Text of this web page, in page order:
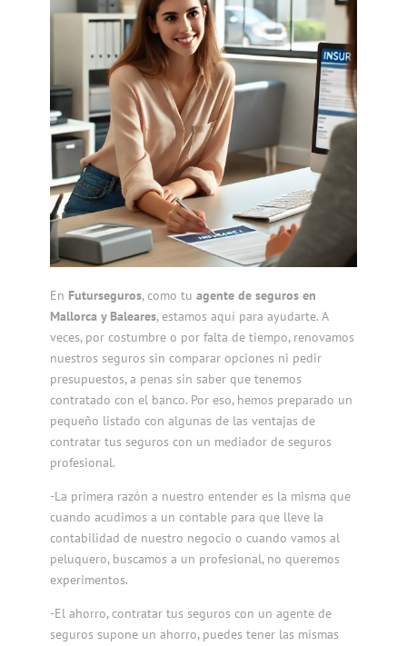
En Futurseguros, como tu agente de seguros en
Mallorca y Baleares, estamos aquí para ayudarte. A
veces, por costumbre o por falta de tiempo, renovamos
nuestros seguros sin comparar opciones ni pedir
presupuestos, a penas sin saber que tenemos
contratado con el banco. Por eso, hemos preparado un
pequeño listado con algunas de las ventajas de
contratar tus seguros con un mediador de seguros
profesional.
-La primera razón a nuestro entender es la misma que
cuando acudimos a un contable para que lleve la
contabilidad de nuestro negocio o cuando vamos al
peluquero, buscamos a un profesional, no queremos
experimentos.
-El ahorro, contratar tus seguros con un agente de
seguros supone un ahorro, puedes tener las mismas